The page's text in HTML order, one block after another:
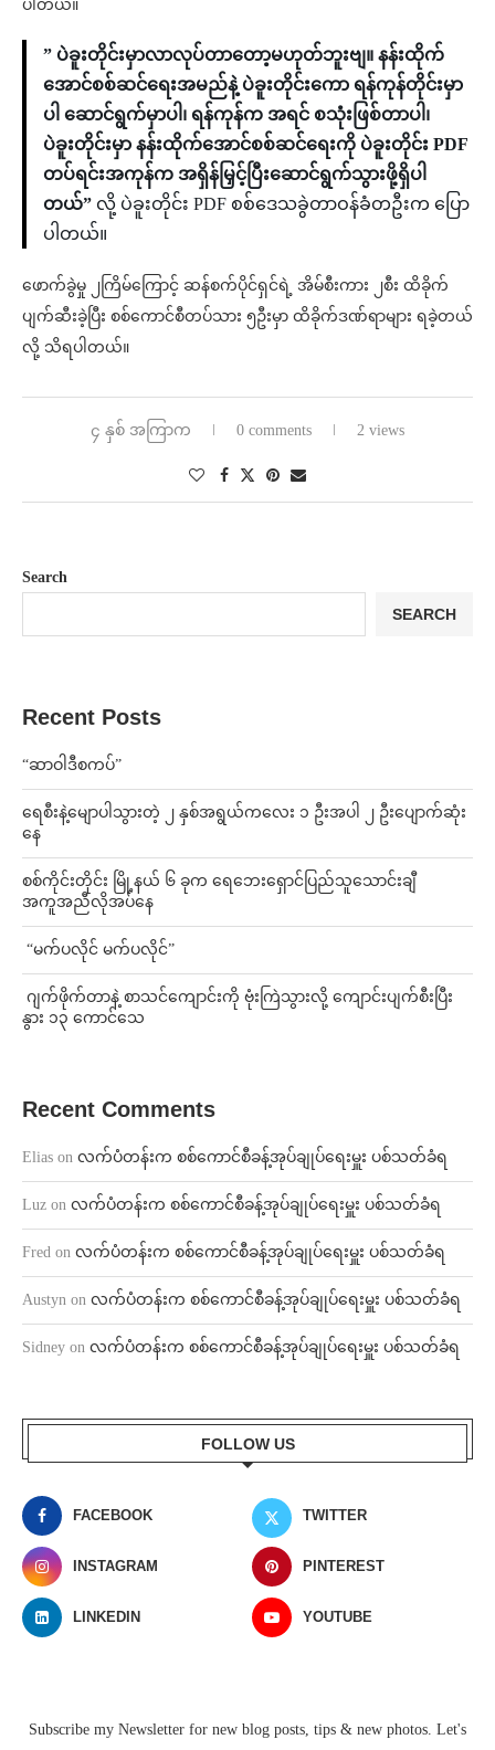
ပါတယ်။
” ပဲခူးတိုင်းမှာလာလုပ်တာတော့မဟုတ်ဘူးဗျ။ နန်းထိုက်
အောင်စစ်ဆင်ရေးအမည်နဲ့ ပဲခူးတိုင်းကော ရန်ကုန်တိုင်းမှာ
ပါ ဆောင်ရွက်မှာပါ၊ ရန်ကုန်က အရင် စသုံးဖြစ်တာပါ၊
ပဲခူးတိုင်းမှာ နန်းထိုက်အောင်စစ်ဆင်ရေးကို ပဲခူးတိုင်း PDF
တပ်ရင်းအကုန်က အရှိန်မြှင့်ပြီးဆောင်ရွက်သွားဖို့ရှိပါ
တယ်” လို့ ပဲခူးတိုင်း PDF စစ်ဒေသခွဲတာဝန်ခံတဦးက ပြော
ပါတယ်။
ဖောက်ခွဲမှု ၂ကြိမ်ကြောင့် ဆန်စက်ပိုင်ရှင်ရဲ့ အိမ်စီးကား ၂စီး ထိခိုက်
ပျက်ဆီးခဲ့ပြီး စစ်ကောင်စီတပ်သား ၅ဦးမှာ ထိခိုက်ဒဏ်ရာများ ရခဲ့တယ်
လို့ သိရပါတယ်။
၄ နှစ် အကြာက 0 comments 2 views
Search
SEARCH
Recent Posts
“ဆာဝါဒီစကပ်”
ရေစီးနဲ့မျောပါသွားတဲ့ ၂ နှစ်အရွယ်ကလေး ၁ ဦးအပါ ၂ ဦးပျောက်ဆုံး
နေ
စစ်ကိုင်းတိုင်း မြို့နယ် ၆ ခုက ရေဘေးရှောင်ပြည်သူသောင်းချီ
အကူအညီလိုအပ်နေ
⁨ ⁨“မက်ပလိုင် မက်ပလိုင်”
⁨⁩ ⁨ဂျက်ဖိုက်တာနဲ့ စာသင်ကျောင်းကို ဗုံးကြဲသွားလို့ ကျောင်းပျက်စီးပြီး
နွား ၁၃ ကောင်သေ
Recent Comments
Elias on လက်ပံတန်းက စစ်ကောင်စီခန့်အုပ်ချုပ်ရေးမှူး ပစ်သတ်ခံရ
Luz on လက်ပံတန်းက စစ်ကောင်စီခန့်အုပ်ချုပ်ရေးမှူး ပစ်သတ်ခံရ
Fred on လက်ပံတန်းက စစ်ကောင်စီခန့်အုပ်ချုပ်ရေးမှူး ပစ်သတ်ခံရ
Austyn on လက်ပံတန်းက စစ်ကောင်စီခန့်အုပ်ချုပ်ရေးမှူး ပစ်သတ်ခံရ
Sidney on လက်ပံတန်းက စစ်ကောင်စီခန့်အုပ်ချုပ်ရေးမှူး ပစ်သတ်ခံရ
FOLLOW US
FACEBOOK TWITTER
INSTAGRAM PINTEREST
LINKEDIN YOUTUBE
Subscribe my Newsletter for new blog posts, tips & new photos. Let's